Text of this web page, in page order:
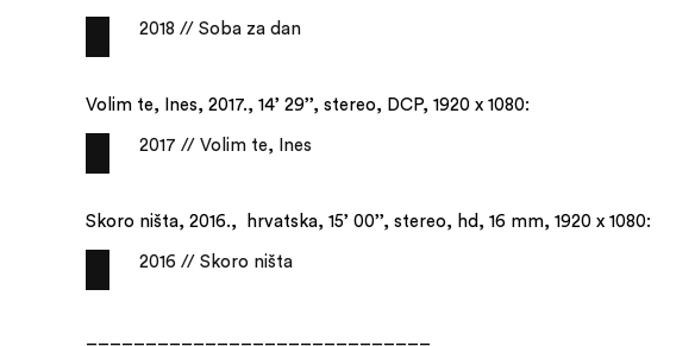
2018 // Soba za dan
Volim te, Ines, 2017., 14’ 29’’, stereo, DCP, 1920 x 1080:
2017 // Volim te, Ines
Skoro ništa, 2016., hrvatska, 15’ 00’’, stereo, hd, 16 mm, 1920 x 1080:
2016 // Skoro ništa